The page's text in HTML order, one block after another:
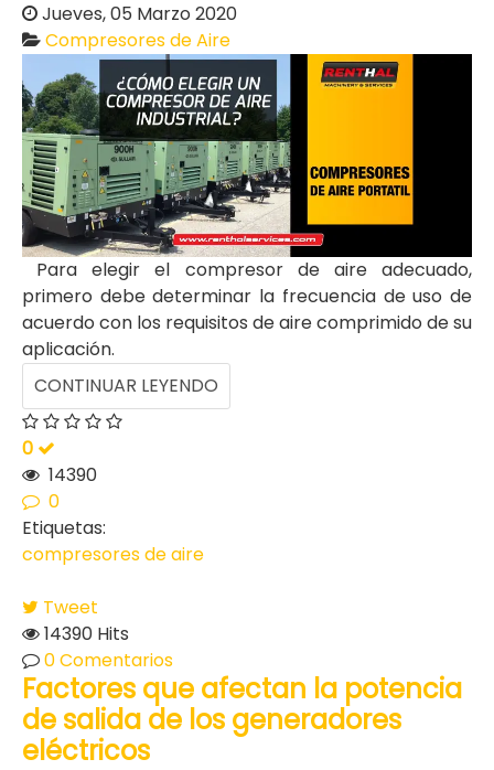
Jueves, 05 Marzo 2020
Compresores de Aire
Para elegir el compresor de aire adecuado,
primero debe determinar la frecuencia de uso de
acuerdo con los requisitos de aire comprimido de su
aplicación.
CONTINUAR LEYENDO
0
14390
0
Etiquetas:
compresores de aire
Tweet
14390 Hits
0 Comentarios
Factores que afectan la potencia
de salida de los generadores
eléctricos